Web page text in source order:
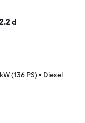
d
(136 PS) • Diesel